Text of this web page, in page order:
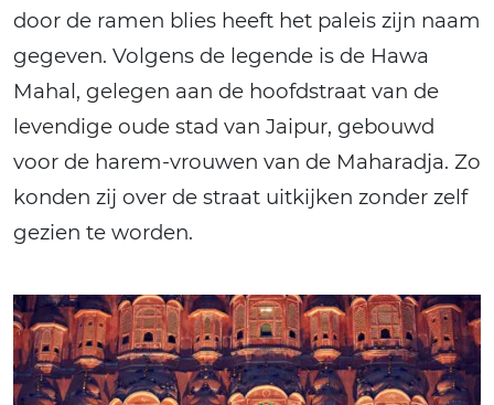
door de ramen blies heeft het paleis zijn naam
gegeven. Volgens de legende is de Hawa
Mahal, gelegen aan de hoofdstraat van de
levendige oude stad van Jaipur, gebouwd
voor de harem-vrouwen van de Maharadja. Zo
konden zij over de straat uitkijken zonder zelf
gezien te worden.